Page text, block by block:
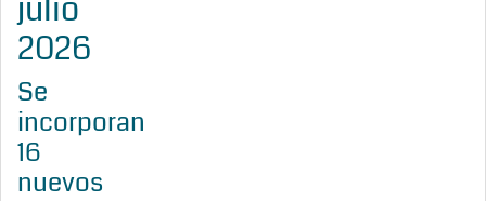
julio
2026
Se
incorporan
16
nuevos